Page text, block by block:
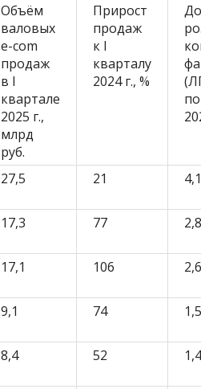
Объём
валовых
e-com
продаж
в I
квартале
2025 г.,
млрд
руб.
Прирост
продаж
к I
кварталу
2024 г., %
27,5 21
17,3 77
17,1 106
9,1 74
8,4 52